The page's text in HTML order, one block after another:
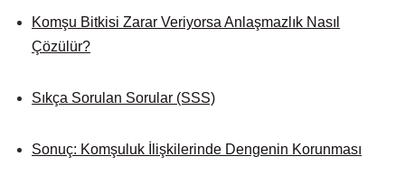
Komşu Bitkisi Zarar Veriyorsa Anlaşmazlık Nasıl
Çözülür?
Sıkça Sorulan Sorular (SSS)
Sonuç: Komşuluk İlişkilerinde Dengenin Korunması